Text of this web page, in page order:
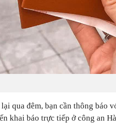
qua đêm, bạn cần thông báo
khai báo trực tiếp ở công an